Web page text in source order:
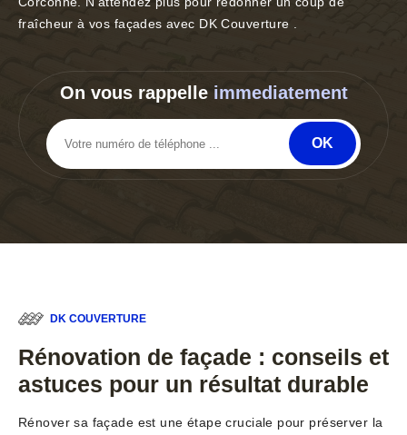
fraîcheur à vos façades avec DK Couverture .
On vous rappelle immediatement
DK COUVERTURE
Rénovation de façade : conseils et
astuces pour un résultat durable
Rénover sa façade est une étape cruciale pour préserver la